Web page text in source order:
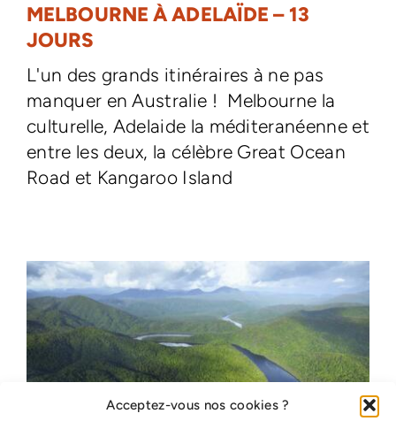
Acceptez-vous nos cookies ?
MELBOURNE À ADELAÏDE – 13
JOURS
L'un des grands itinéraires à ne pas
manquer en Australie ! Melbourne la
culturelle, Adelaide la méditeranéenne et
entre les deux, la célèbre Great Ocean
Road et Kangaroo Island